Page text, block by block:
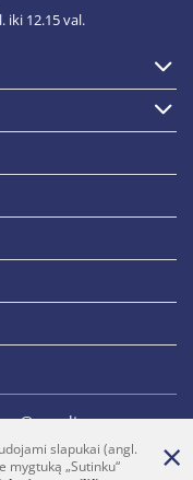
iki 12.15 val.
slapukai (angl.
mygtuką „Sutinku“